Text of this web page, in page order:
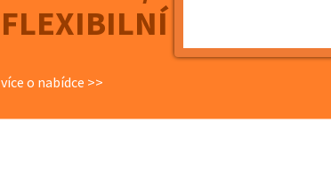
FLEXIBILNÍ BRIGÁDA
více o nabídce >>